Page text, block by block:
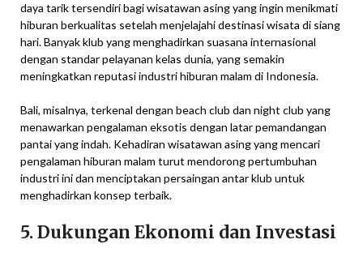
daya tarik tersendiri bagi wisatawan asing yang ingin menikmati
hiburan berkualitas setelah menjelajahi destinasi wisata di siang
hari. Banyak klub yang menghadirkan suasana internasional
dengan standar pelayanan kelas dunia, yang semakin
meningkatkan reputasi industri hiburan malam di Indonesia.
Bali, misalnya, terkenal dengan beach club dan night club yang
menawarkan pengalaman eksotis dengan latar pemandangan
pantai yang indah. Kehadiran wisatawan asing yang mencari
pengalaman hiburan malam turut mendorong pertumbuhan
industri ini dan menciptakan persaingan antar klub untuk
menghadirkan konsep terbaik.
5. Dukungan Ekonomi dan Investasi